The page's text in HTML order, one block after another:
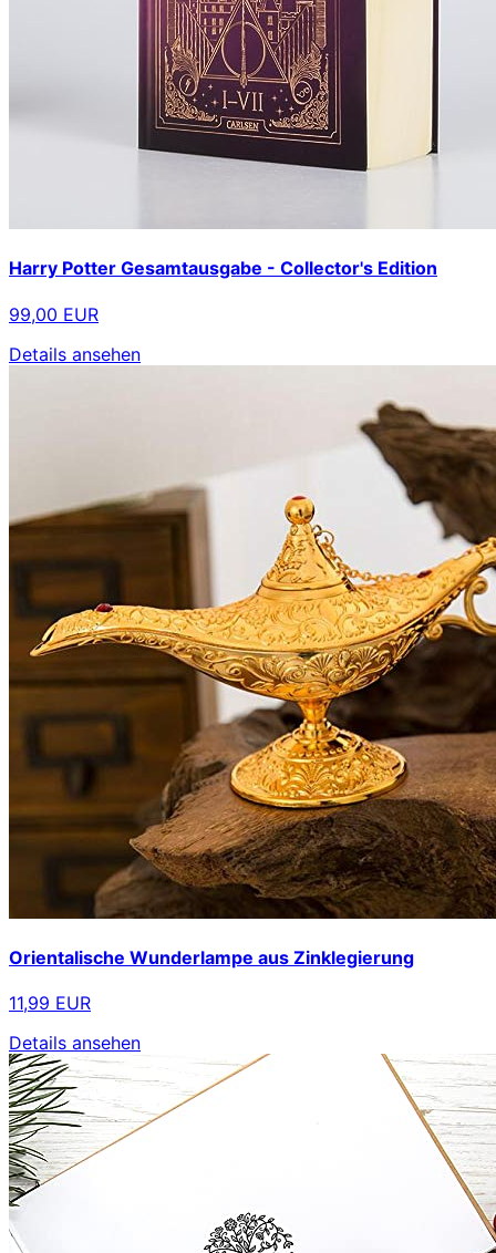
Harry Potter Gesamtausgabe - Collector's Edition
99,00 EUR
Details ansehen
Orientalische Wunderlampe aus Zinklegierung
11,99 EUR
Details ansehen